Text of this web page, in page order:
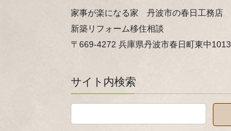
家事が楽になる家 丹波市の春日工務店
新築リフォーム移住相談
〒669-4272 兵庫県丹波市春日町東中1013
サイト内検索